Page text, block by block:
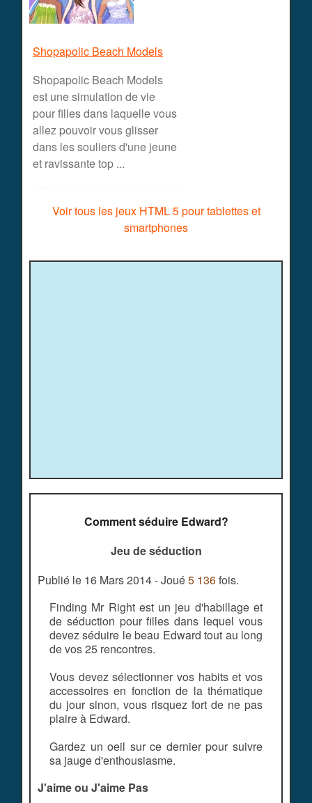
Shopapolic Beach Models
Shopapolic Beach Models
est une simulation de vie
pour filles dans laquelle vous
allez pouvoir vous glisser
dans les souliers d'une jeune
et ravissante top ...
Voir tous les jeux HTML 5 pour tablettes et
smartphones
Comment séduire Edward?
Jeu de séduction
Publié le 16 Mars 2014 - Joué5 136fois.
Finding Mr Right est un jeu d'habillage et
de séduction pour filles dans lequel vous
devez séduire le beau Edward tout au long
de vos 25 rencontres.
Vous devez sélectionner vos habits et vos
accessoires en fonction de la thématique
du jour sinon, vous risquez fort de ne pas
plaire à Edward.
Gardez un oeil sur ce dernier pour suivre
sa jauge d'enthousiasme.
J'aime ou J'aime Pas